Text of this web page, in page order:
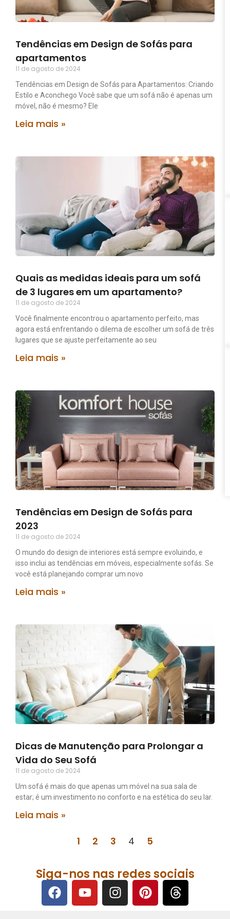
Tendências em Design de Sofás para
apartamentos
11 de agosto de 2024
Tendências em Design de Sofás para Apartamentos: Criando
Estilo e Aconchego Você sabe que um sofá não é apenas um
móvel, não é mesmo? Ele
Leia mais »
Quais as medidas ideais para um sofá
de 3 lugares em um apartamento?
11 de agosto de 2024
Você finalmente encontrou o apartamento perfeito, mas
agora está enfrentando o dilema de escolher um sofá de três
lugares que se ajuste perfeitamente ao seu
Leia mais »
Tendências em Design de Sofás para
2023
11 de agosto de 2024
O mundo do design de interiores está sempre evoluindo, e
isso inclui as tendências em móveis, especialmente sofás. Se
você está planejando comprar um novo
Leia mais »
Dicas de Manutenção para Prolongar a
Vida do Seu Sofá
11 de agosto de 2024
Um sofá é mais do que apenas um móvel na sua sala de
estar; é um investimento no conforto e na estética do seu lar.
Leia mais »
1 2 3 4 5
Siga-nos nas redes sociais